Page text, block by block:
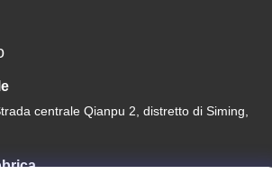
centrale Qianpu 2, distretto di Siming,